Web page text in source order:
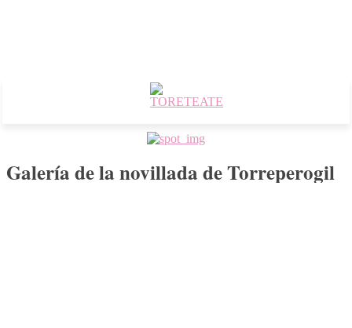
Galería de la novillada de Torreperogil